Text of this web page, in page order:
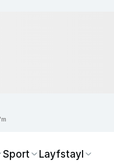
Sport Layfstayl